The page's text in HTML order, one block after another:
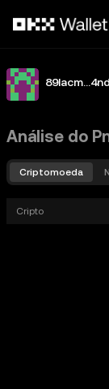
Análise do
Criptomoeda
Cripto